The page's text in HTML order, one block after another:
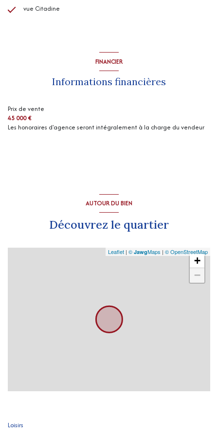
vue Citadine
FINANCIER
Informations financières
Prix de vente
45 000 €
Les honoraires d'agence seront intégralement à la charge du vendeur
AUTOUR DU BIEN
Découvrez le quartier
+
−
Leaflet | © JawgMaps | © OpenStreetMap
Loisirs